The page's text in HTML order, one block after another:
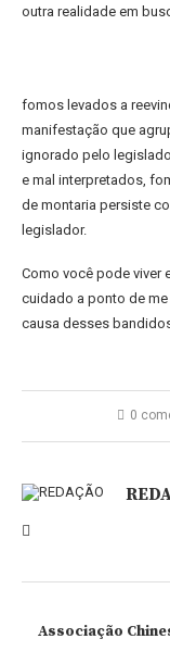
outra realidade em
fomos levados a
manifestação que
ignorado pelo
e mal interpretados,
de montaria persiste
legislador.
Como você pode viver
cuidado a ponto de
causa desses
0
Associação